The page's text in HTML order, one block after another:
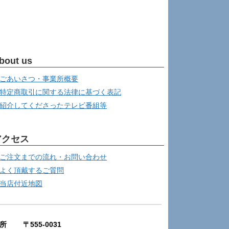
us
ごあいさつ・事業所概要
特定商取引に関する法律に基づく表記
紹介してくださったテレビ番組等
セス
ご注文までの流れ・お問い合わせ
よく頂戴するご質問
当店付近地図
所 〒555-0031